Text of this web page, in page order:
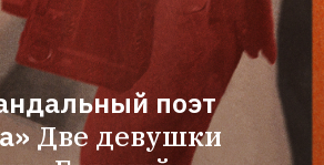
поэт
Две девушки